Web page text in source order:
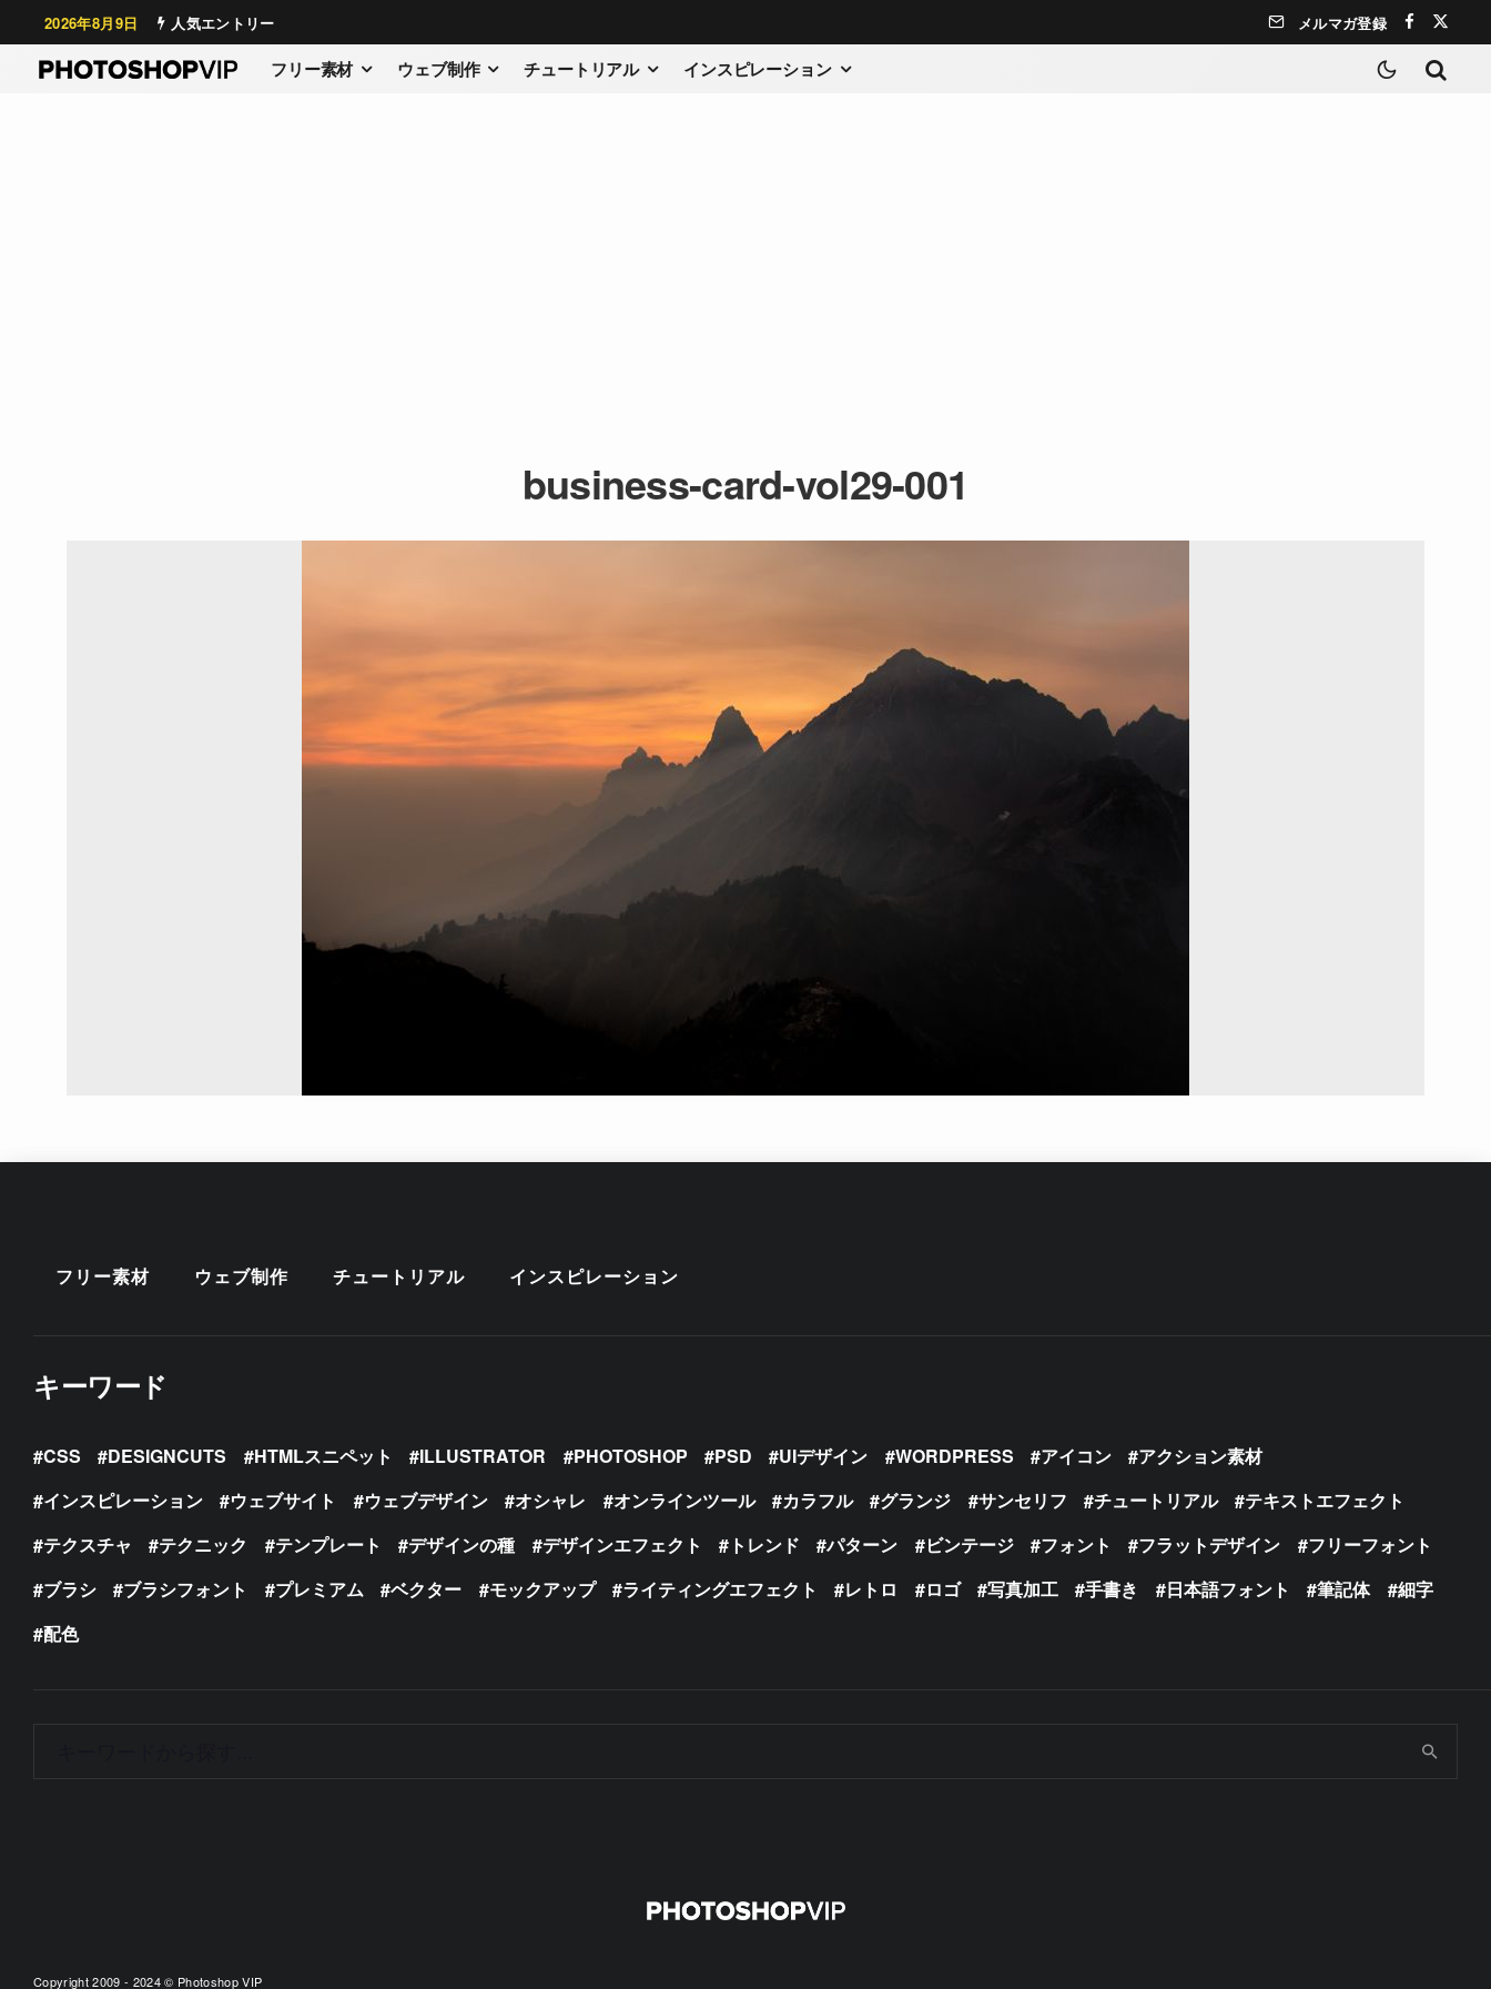
2026年8月9日 人気エントリー メルマガ登録
フリー素材 ウェブ制作 チュートリアル インスピレーション
business-card-vol29-001
フリー素材 ウェブ制作 チュートリアル インスピレーション
キーワード
CSS DESIGNCUTS HTMLスニペット ILLUSTRATOR PHOTOSHOP PSD UIデザイン WORDPRESS アイコン
アクション素材
インスピレーション
ウェブサイト ウェブデザイン オシャレ オンラインツール カラフル グランジ サンセリフ チュートリアル
テキストエフェクト
テクスチャ
テクニック テンプレート デザインの種 デザインエフェクト トレンド パターン ビンテージ フォント フラットデザイン
フリーフォント
ブラシ
ブラシフォント プレミアム ベクター モックアップ ライティングエフェクト レトロ ロゴ 写真加工 手書き 日本語フォント 筆記体
細字
配色
Copyright 2009 - 2024 © Photoshop VIP